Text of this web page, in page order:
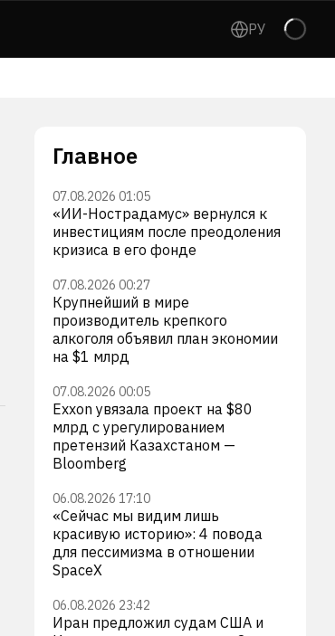
РУ
Главное
07.08.2026 01:05
«ИИ-Нострадамус» вернулся к
инвестициям после преодоления
кризиса в его фонде
07.08.2026 00:27
Крупнейший в мире
производитель крепкого
алкоголя объявил план экономии
на $1 млрд
07.08.2026 00:05
Exxon увязала проект на $80
млрд с урегулированием
претензий Казахстаном —
Bloomberg
06.08.2026 17:10
«Сейчас мы видим лишь
красивую историю»: 4 повода
для пессимизма в отношении
SpaceX
06.08.2026 23:42
Иран предложил судам США и